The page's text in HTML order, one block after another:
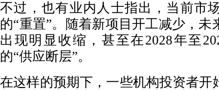
不过，也有业内人士指出，当前市
的“重置”。随着新项目开工减少，未
出现明显收缩，甚至在2028年至
的“供应断层”。
在这样的预期下，一些机构投资者开